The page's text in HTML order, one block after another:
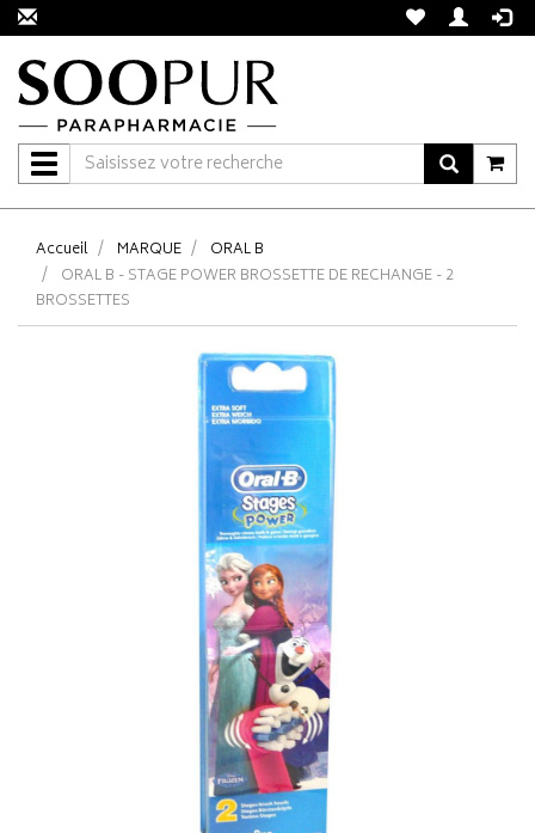
Navigation
Accueil MARQUE
ORAL B
ORAL B - STAGE POWER BROSSETTE DE RECHANGE - 2
BROSSETTES